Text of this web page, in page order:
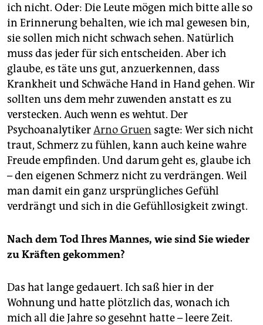
ich nicht. Oder: Die Leute mögen mich bitte alle so
in Erinnerung behalten, wie ich mal gewesen bin,
sie sollen mich nicht schwach sehen. Natürlich
muss das jeder für sich entscheiden. Aber ich
glaube, es täte uns gut, anzuerkennen, dass
Krankheit und Schwäche Hand in Hand gehen. Wir
sollten uns dem mehr zuwenden anstatt es zu
verstecken. Auch wenn es wehtut. Der
PsychoanalytikerArno Gruen sagte: Wer sich nicht
traut, Schmerz zu fühlen, kann auch keine wahre
Freude empfinden. Und darum geht es, glaube ich
– den eigenen Schmerz nicht zu verdrängen. Weil
man damit ein ganz ursprüngliches Gefühl
verdrängt und sich in die Gefühllosigkeit zwingt.
Nach dem Tod Ihres Mannes, wie sind Sie wieder
zu Kräften gekommen?
Das hat lange gedauert. Ich saß hier in der
Wohnung und hatte plötzlich das, wonach ich
mich all die Jahre so gesehnt hatte – leere Zeit.